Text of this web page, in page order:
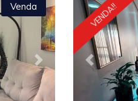
Next
Venda
Previous
VENDA!!